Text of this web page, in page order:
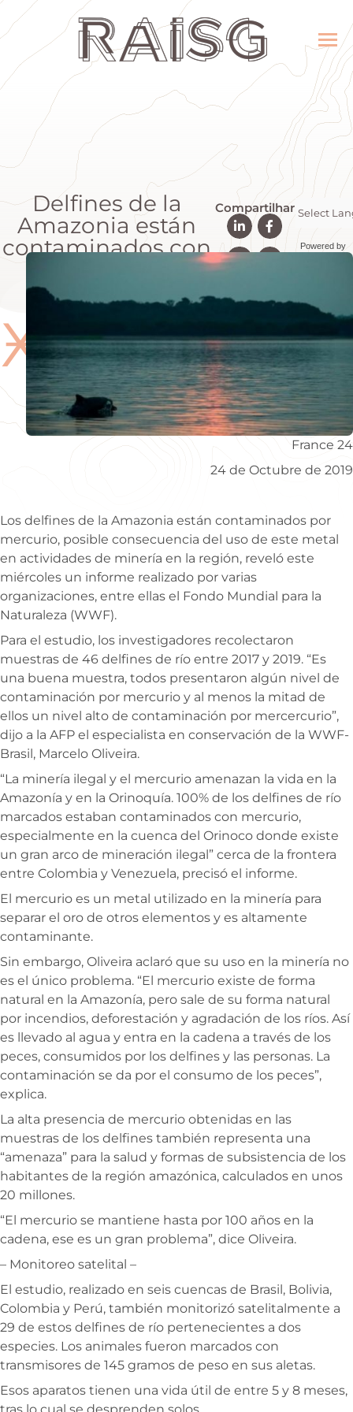
Delfines de la
Amazonia están
contaminados con
Compartilhar
Powered by
Ӿ
France 24
24 de Octubre de 2019
Los delfines de la Amazonia están contaminados por
mercurio, posible consecuencia del uso de este metal
en actividades de minería en la región, reveló este
miércoles un informe realizado por varias
organizaciones, entre ellas el Fondo Mundial para la
Naturaleza (WWF).
Para el estudio, los investigadores recolectaron
muestras de 46 delfines de río entre 2017 y 2019. “Es
una buena muestra, todos presentaron algún nivel de
contaminación por mercurio y al menos la mitad de
ellos un nivel alto de contaminación por mercercurio”,
dijo a la AFP el especialista en conservación de la WWF-
Brasil, Marcelo Oliveira.
“La minería ilegal y el mercurio amenazan la vida en la
Amazonía y en la Orinoquía. 100% de los delfines de río
marcados estaban contaminados con mercurio,
especialmente en la cuenca del Orinoco donde existe
un gran arco de mineración ilegal” cerca de la frontera
entre Colombia y Venezuela, precisó el informe.
El mercurio es un metal utilizado en la minería para
separar el oro de otros elementos y es altamente
contaminante.
Sin embargo, Oliveira aclaró que su uso en la minería no
es el único problema. “El mercurio existe de forma
natural en la Amazonía, pero sale de su forma natural
por incendios, deforestación y agradación de los ríos. Así
es llevado al agua y entra en la cadena a través de los
peces, consumidos por los delfines y las personas. La
contaminación se da por el consumo de los peces”,
explica.
La alta presencia de mercurio obtenidas en las
muestras de los delfines también representa una
“amenaza” para la salud y formas de subsistencia de los
habitantes de la región amazónica, calculados en unos
20 millones.
“El mercurio se mantiene hasta por 100 años en la
cadena, ese es un gran problema”, dice Oliveira.
– Monitoreo satelital –
El estudio, realizado en seis cuencas de Brasil, Bolivia,
Colombia y Perú, también monitorizó satelitalmente a
29 de estos delfines de río pertenecientes a dos
especies. Los animales fueron marcados con
transmisores de 145 gramos de peso en sus aletas.
Esos aparatos tienen una vida útil de entre 5 y 8 meses,